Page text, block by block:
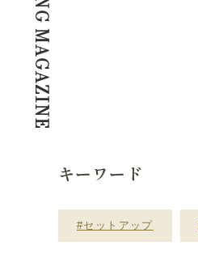
キーワード
#セットアップ